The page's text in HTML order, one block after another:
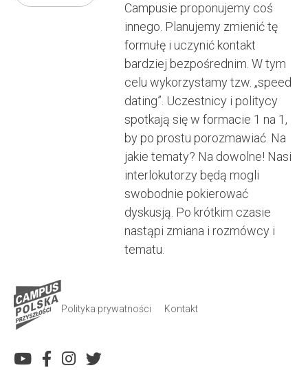
Campusie proponujemy coś
innego. Planujemy zmienić tę
formułę i uczynić kontakt
bardziej bezpośrednim. W tym
celu wykorzystamy tzw. „speed
dating”. Uczestnicy i politycy
spotkają się w formacie 1 na 1,
by po prostu porozmawiać. Na
jakie tematy? Na dowolne! Nasi
interlokutorzy będą mogli
swobodnie pokierować
dyskusją. Po krótkim czasie
nastąpi zmiana i rozmówcy i
tematu.
Polityka prywatności Kontakt